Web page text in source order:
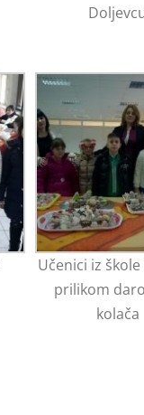
Učenici iz škole
prilikom
kolača